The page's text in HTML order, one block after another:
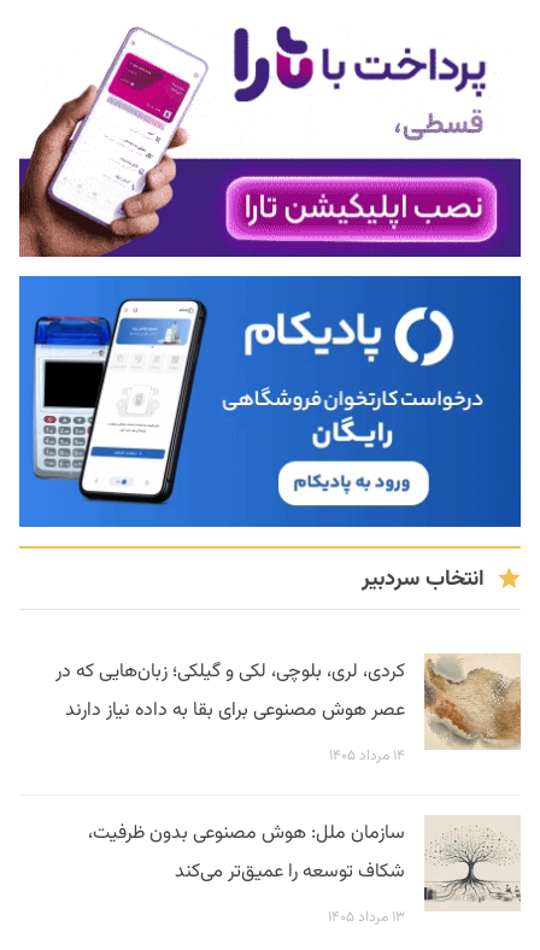
انتخاب سردبیر
کردی، لری، بلوچی، لکی و گیلکی؛ زبان‌هایی که در
عصر هوش مصنوعی برای بقا به داده نیاز دارند
۱۴ مرداد ۱۴۰۵
سازمان ملل: هوش مصنوعی بدون ظرفیت،
شکاف توسعه را عمیق‌تر می‌کند
۱۳ مرداد ۱۴۰۵